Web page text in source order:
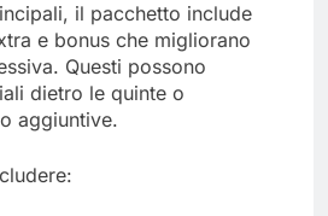
il pacchetto include
e bonus che migliorano
Questi possono
dietro le quinte o
aggiuntive.